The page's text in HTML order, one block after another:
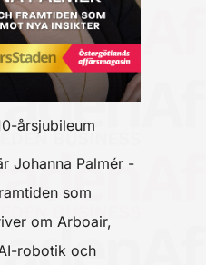
årsjubileum
Johanna Palmér -
som
om Arboair,
robotik och